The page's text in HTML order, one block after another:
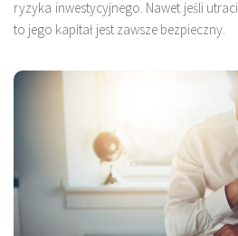
ryzyka inwestycyjnego. Nawet jeśli
to jego kapitał jest zawsze bezpieczny.